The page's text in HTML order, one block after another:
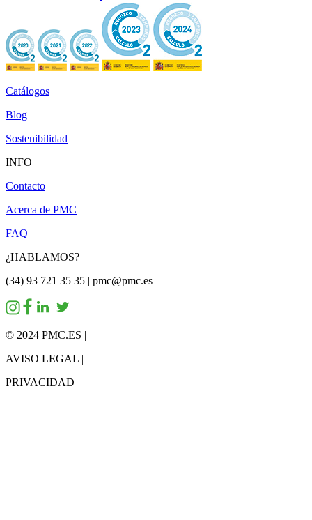
Catálogos
Blog
Sostenibilidad
INFO
Contacto
Acerca de PMC
FAQ
¿HABLAMOS?
(34) 93 721 35 35 | pmc@pmc.es
© 2024 PMC.ES |
AVISO LEGAL |
PRIVACIDAD